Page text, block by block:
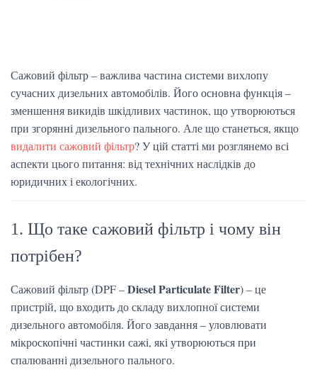
Сажовий фільтр – важлива частина системи вихлопу
сучасних дизельних автомобілів. Його основна функція –
зменшення викидів шкідливих частинок, що утворюються
при згорянні дизельного пального. Але що станеться, якщо
видалити сажовий фільтр? У цій статті ми розглянемо всі
аспекти цього питання: від технічних наслідків до
юридичних і екологічних.
1. Що таке сажовий фільтр і чому він
потрібен?
Сажовий фільтр (DPF –Diesel Particulate Filter) – це
пристрій, що входить до складу вихлопної системи
дизельного автомобіля. Його завдання – уловлювати
мікроскопічні частинки сажі, які утворюються при
спалюванні дизельного пального.